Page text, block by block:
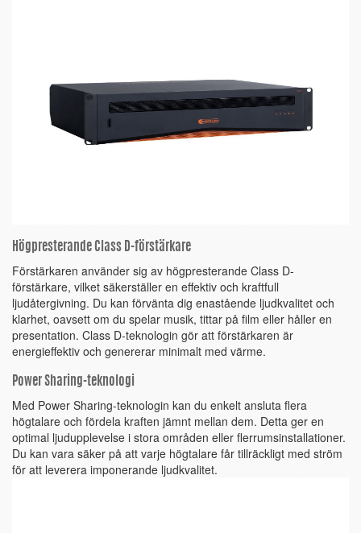
Högpresterande Class D-förstärkare
Förstärkaren använder sig av högpresterande Class D-
förstärkare, vilket säkerställer en effektiv och kraftfull
ljudåtergivning. Du kan förvänta dig enastående ljudkvalitet och
klarhet, oavsett om du spelar musik, tittar på film eller håller en
presentation. Class D-teknologin gör att förstärkaren är
energieffektiv och genererar minimalt med värme.
Power Sharing-teknologi
Med Power Sharing-teknologin kan du enkelt ansluta flera
högtalare och fördela kraften jämnt mellan dem. Detta ger en
optimal ljudupplevelse i stora områden eller flerrumsinstallationer.
Du kan vara säker på att varje högtalare får tillräckligt med ström
för att leverera imponerande ljudkvalitet.